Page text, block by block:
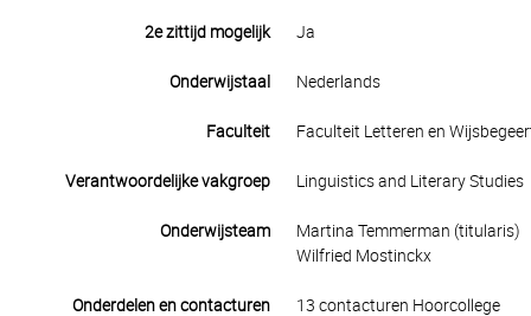
2e zittijd mogelijk Ja
Onderwijstaal Nederlands
Faculteit Faculteit Letteren en
Verantwoordelijke vakgroep Linguistics and Literary Studies
Onderwijsteam
Martina Temmerman (titularis)
Wilfried Mostinckx
Onderdelen en contacturen
13 contacturen Hoorcollege